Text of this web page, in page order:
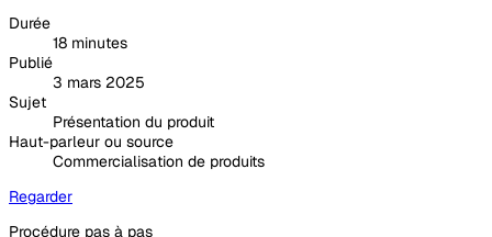
Durée
18 minutes
Publié
3 mars 2025
Sujet
Présentation du produit
Haut-parleur ou source
Commercialisation de produits
Regarder
Procédure pas à pas